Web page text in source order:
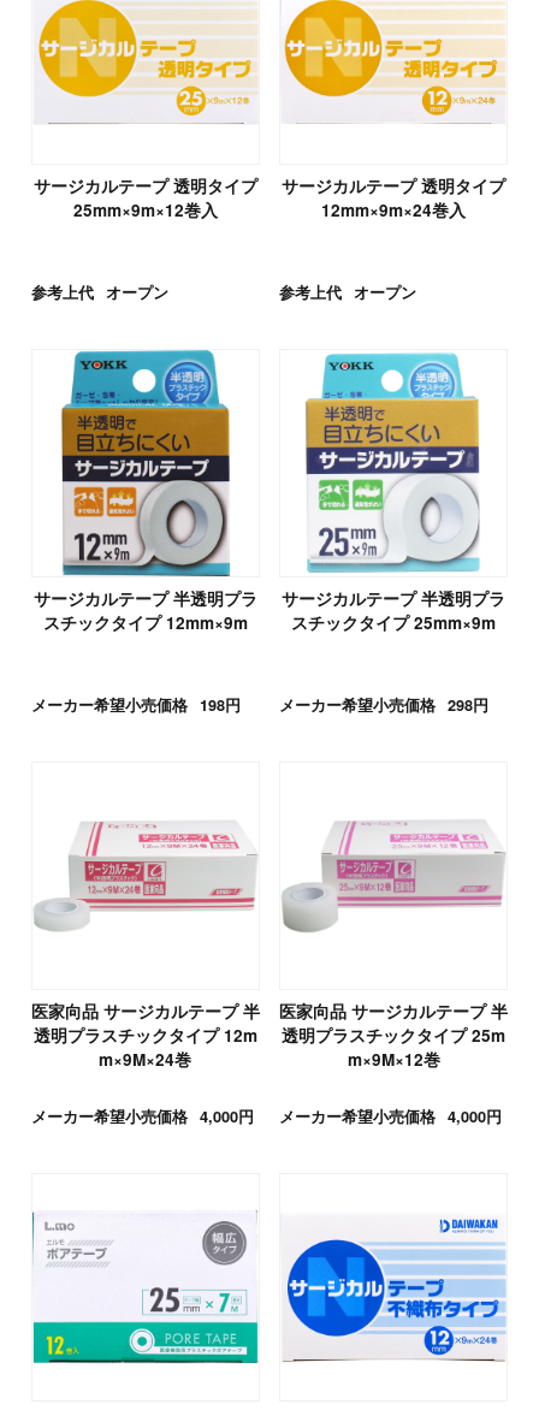
サージカルテープ 透明タイプ
25mm×9m×12巻入
参考上代 オープン
サージカルテープ 透明タイプ
12mm×9m×24巻入
参考上代 オープン
サージカルテープ 半透明プラ
スチックタイプ 12mm×9m
メーカー希望小売価格 198円
サージカルテープ 半透明プラ
スチックタイプ 25mm×9m
メーカー希望小売価格 298円
医家向品 サージカルテープ 半
透明プラスチックタイプ 12m
m×9M×24巻
メーカー希望小売価格 4,000円
医家向品 サージカルテープ 半
透明プラスチックタイプ 25m
m×9M×12巻
メーカー希望小売価格 4,000円